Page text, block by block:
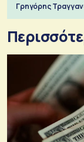
Γρηγόρης